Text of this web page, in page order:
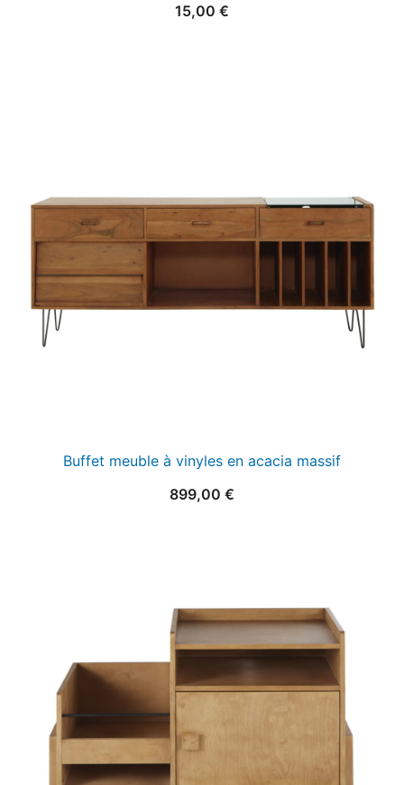
15,00 €
Buffet meuble à vinyles en acacia massif
899,00 €